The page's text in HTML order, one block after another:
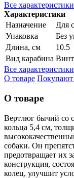
Все характеристики
Характеристики
Назначение
Для
Упаковка
Без
Длина, см
10.5
Вид карабина
Все характеристики
О товаре Покупают
О товаре
Вертлюг бычий со
кольца 5,4 см,
собаки. Он
предотвращает их
конструкция,
колец, улучшит